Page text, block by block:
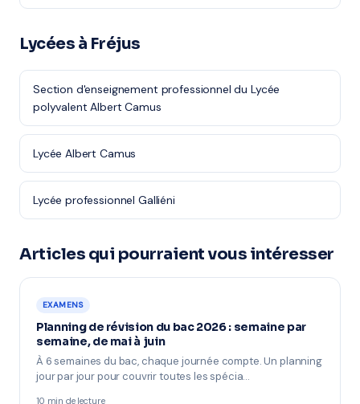
Lycées à Fréjus
Section d'enseignement professionnel du Lycée
polyvalent Albert Camus
Lycée Albert Camus
Lycée professionnel Galliéni
Articles qui pourraient vous intéresser
EXAMENS
Planning de révision du bac 2026 : semaine par
semaine, de mai à juin
À 6 semaines du bac, chaque journée compte. Un planning
jour par jour pour couvrir toutes les spécia…
10 min de lecture